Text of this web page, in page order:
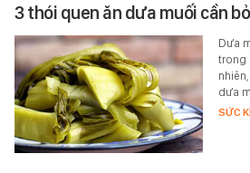
3 thói quen ăn dưa muối cần
Dưa
trong
dưa
SỨC